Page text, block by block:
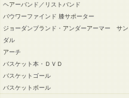
ヘアーバンド／リストバンド
バウワーファインド 膝サポーター
ジョーダンブランド・アンダーアーマー サン
ダル
アーチ
バスケット本・ＤＶＤ
バスケットゴール
バスケットボール